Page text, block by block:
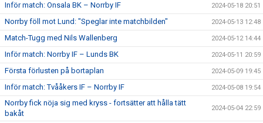
Inför match: Onsala BK – Norrby IF 2024-05-18 20:51
Norrby föll mot Lund: "Speglar inte matchbilden" 2024-05-13 12:48
Match-Tugg med Nils Wallenberg 2024-05-12 14:44
Inför match: Norrby IF – Lunds BK 2024-05-11 20:59
Första förlusten på bortaplan 2024-05-09 19:45
Inför match: Tvååkers IF – Norrby IF 2024-05-08 19:54
Norrby fick nöja sig med kryss - fortsätter att hålla tätt
bakåt
2024-05-04 22:59